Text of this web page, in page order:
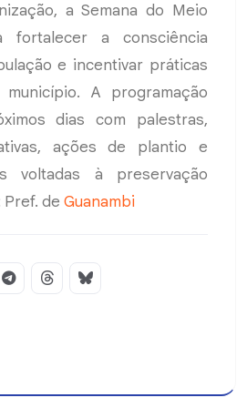
a Semana do Meio
fortalecer a consciência
e incentivar práticas
A programação
dias com palestras,
ações de plantio e
voltadas à preservação
de Guanambi